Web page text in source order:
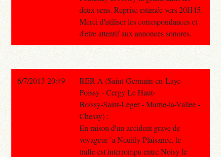
deux sens. Reprise estimée vers 20H45.
Merci d'utiliser les correspondances et
d'etre attentif aux annonces sonores.
6/7/2013 20:49
RER A (Saint-Germain-en-Laye -
Poissy - Cergy Le Haut-
Boissy-Saint-Leger - Marne-la-Vallee -
Chessy) :
En raison d'un accident grave de
voyageur `a Neuiily Plaisance, le
trafic est interrompu entre Noisy le